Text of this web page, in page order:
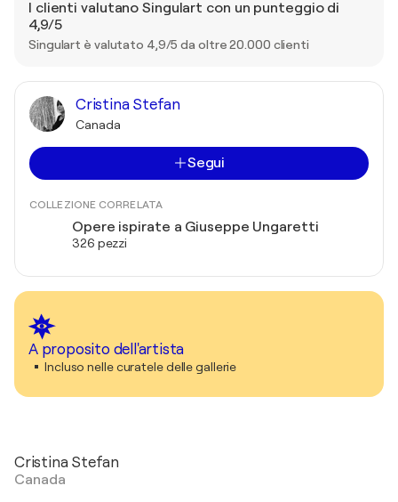
I clienti valutano Singulart con un punteggio di
4,9/5
Singulart è valutato 4,9/5 da oltre 20.000 clienti
Cristina Stefan
Canada
Segui
COLLEZIONE CORRELATA
Opere ispirate a Giuseppe Ungaretti
326 pezzi
A proposito dell'artista
Incluso nelle curatele delle gallerie
Cristina Stefan
Canada